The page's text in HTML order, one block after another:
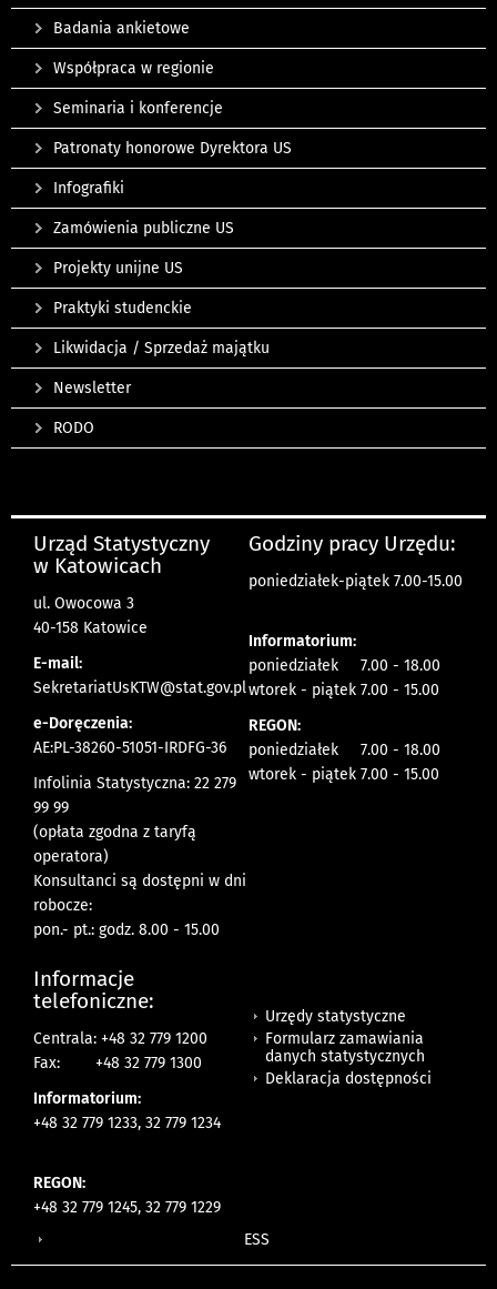
Badania ankietowe
Współpraca w regionie
Seminaria i konferencje
Patronaty honorowe Dyrektora US
Infografiki
Zamówienia publiczne US
Projekty unijne US
Praktyki studenckie
Likwidacja / Sprzedaż majątku
Newsletter
RODO
Urząd Statystyczny
w Katowicach
ul. Owocowa 3
40-158 Katowice
E-mail:
SekretariatUsKTW@stat.gov.pl
e-Doręczenia:
AE:PL-38260-51051-IRDFG-36
Infolinia Statystyczna: 22 279
99 99
(opłata zgodna z taryfą
operatora)
Konsultanci są dostępni w dni
robocze:
pon.- pt.: godz. 8.00 - 15.00
Godziny pracy Urzędu:
poniedziałek-piątek 7.00-15.00
Informatorium:
poniedziałek 7.00 - 18.00
wtorek - piątek 7.00 - 15.00
REGON:
poniedziałek 7.00 - 18.00
wtorek - piątek 7.00 - 15.00
Informacje
telefoniczne:
Centrala: +48 32 779 1200
Fax:
+48 32 779 1300
Informatorium:
+48 32 779 1233, 32 779 1234
REGON:
+48 32 779 1245, 32 779 1229
Urzędy statystyczne
Formularz zamawiania
danych statystycznych
Deklaracja dostępności
ESS